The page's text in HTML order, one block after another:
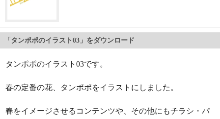
「タンポポのイラスト03」をダウンロード
タンポポのイラスト03です。
春の定番の花、タンポポをイラストにしました。
春をイメージさせるコンテンツや、その他にもチラシ・パ